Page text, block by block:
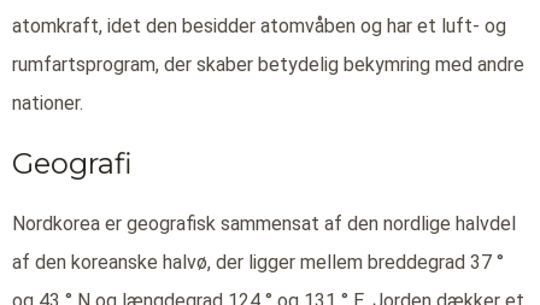
atomkraft, idet den besidder atomvåben og har et luft- og
rumfartsprogram, der skaber betydelig bekymring med andre
nationer.
Geografi
Nordkorea er geografisk sammensat af den nordlige halvdel
af den koreanske halvø, der ligger mellem breddegrad 37 °